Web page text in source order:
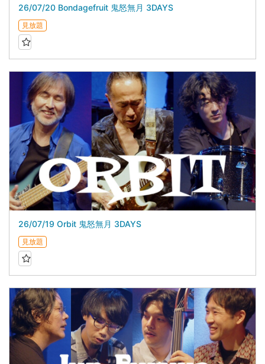
26/07/20 Bondagefruit 鬼怒無月 3DAYS
見放題
26/07/19 Orbit 鬼怒無月 3DAYS
見放題